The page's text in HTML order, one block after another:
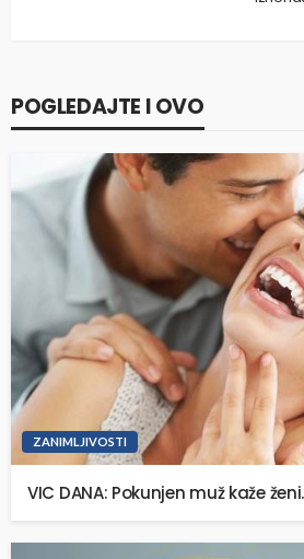
POGLEDAJTE I OVO
ZANIMLJIVOSTI
VIC DANA: Pokunjen muž kaže